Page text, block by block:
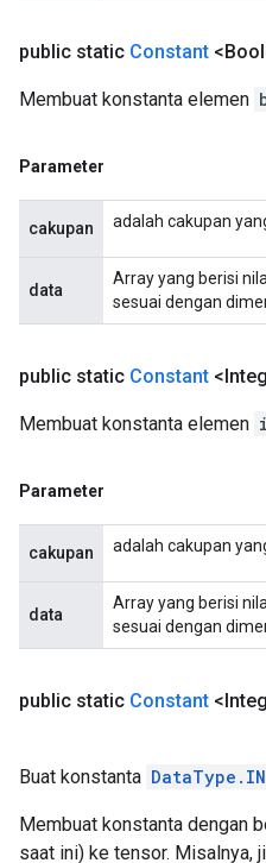
public static Constant
Membuat konstanta elemen
Parameter
cakupan adalah cakupan
data
Array yang berisi
sesuai dengan
public static Constant
Membuat konstanta elemen
Parameter
cakupan adalah cakupan
data
Array yang berisi
sesuai dengan
public static Constant
Buat konstanta
Membuat konstanta dengan
saat ini) ke tensor. Misalnya,